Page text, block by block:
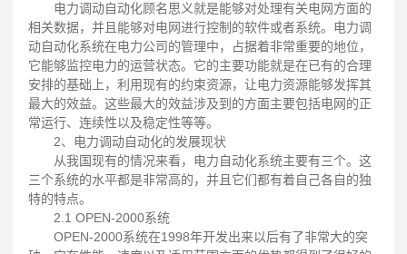
电力调动自动化顾名思义就是能够对处理有关电网方面的
相关数据，并且能够对电网进行控制的软件或者系统。电力调
动自动化系统在电力公司的管理中，占据着非常重要的地位，
它能够监控电力的运营状态。它的主要功能就是在已有的合理
安排的基础上，利用现有的约束资源，让电力资源能够发挥其
最大的效益。这些最大的效益涉及到的方面主要包括电网的正
常运行、连续性以及稳定性等等。
2、电力调动自动化的发展现状
从我国现有的情况来看，电力自动化系统主要有三个。这
三个系统的水平都是非常高的，并且它们都有着自己各自的独
特的特点。
2.1 OPEN-2000系统
OPEN-2000系统在1998年开发出来以后有了非常大的突